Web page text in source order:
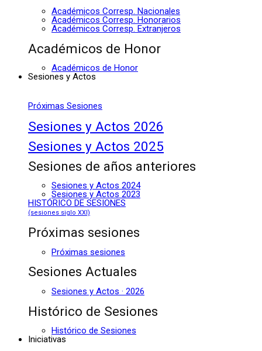
Académicos Corresp. Nacionales
Académicos Corresp. Honorarios
Académicos Corresp. Extranjeros
Académicos de Honor
Académicos de Honor
Sesiones y Actos
Próximas Sesiones
Sesiones y Actos 2026
Sesiones y Actos 2025
Sesiones de años anteriores
Sesiones y Actos 2024
Sesiones y Actos 2023
HISTÓRICO DE SESIONES
(sesiones siglo XXI)
Próximas sesiones
Próximas sesiones
Sesiones Actuales
Sesiones y Actos · 2026
Histórico de Sesiones
Histórico de Sesiones
Iniciativas